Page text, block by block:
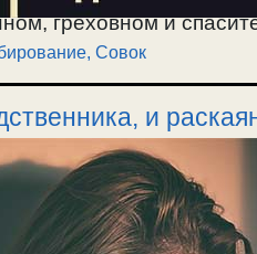
греховном и
Когда
другим ложное
вины, —
предлогами. О
— это власть
19.03.2023г.
, Совок
и